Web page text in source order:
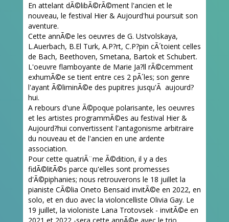
En attelant dÃ©libÃ©rÃ©ment l'ancien et le
nouveau, le festival Hier & Aujourd'hui poursuit son
aventure.
Cette annÃ©e les oeuvres de G. Ustvolskaya,
L.Auerbach, B.El Turk, A.P?rt, C.P?pin cÃ´toient celles
de Bach, Beethoven, Smetana, Bartok et Schubert.
L'oeuvre flamboyante de Marie Ja?ll rÃ©cemment
exhumÃ©e se tient entre ces 2 pÃ´les; son genre
l'ayant Ã©liminÃ©e des pupitres jusqu'Ã aujourd?
hui.
A rebours d'une Ã©poque polarisante, les oeuvres
et les artistes programmÃ©es au festival Hier &
Aujourd?hui convertissent l'antagonisme arbitraire
du nouveau et de l'ancien en une ardente
association.
Pour cette quatriÃ¨me Ã©dition, il y a des
fidÃ©litÃ©s parce qu'elles sont promesses
d'Ã©piphanies; nous retrouverons le 18 juillet la
pianiste CÃ©lia Oneto Bensaid invitÃ©e en 2022, en
solo, et en duo avec la violoncelliste Olivia Gay. Le
19 juillet, la violoniste Lana Trotovsek - invitÃ©e en